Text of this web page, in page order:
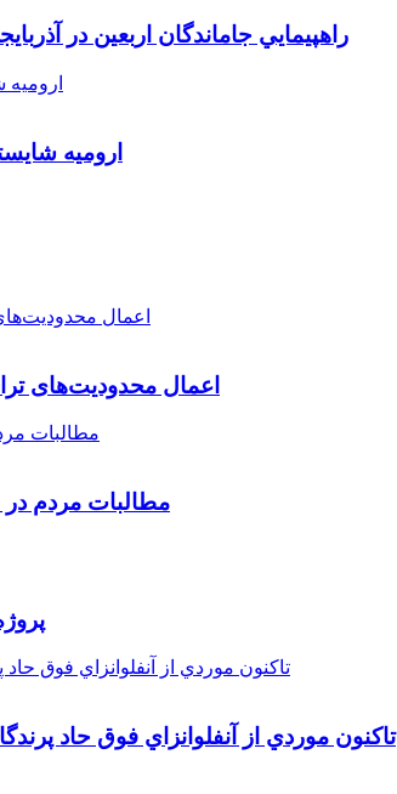
راهپيمايي جاماندگان اربعين در
اروميه
اعمال محدودیت‌های
مطالبات مردم در
247
تاکنون موردي از آنفلوانزاي فوق حاد